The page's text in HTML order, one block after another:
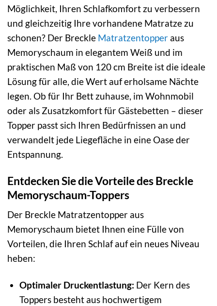
Möglichkeit, Ihren Schlafkomfort zu verbessern
und gleichzeitig Ihre vorhandene Matratze zu
schonen? Der Breckle Matratzentopper aus
Memoryschaum in elegantem Weiß und im
praktischen Maß von 120 cm Breite ist die ideale
Lösung für alle, die Wert auf erholsame Nächte
legen. Ob für Ihr Bett zuhause, im Wohnmobil
oder als Zusatzkomfort für Gästebetten – dieser
Topper passt sich Ihren Bedürfnissen an und
verwandelt jede Liegefläche in eine Oase der
Entspannung.
Entdecken Sie die Vorteile des Breckle
Memoryschaum-Toppers
Der Breckle Matratzentopper aus
Memoryschaum bietet Ihnen eine Fülle von
Vorteilen, die Ihren Schlaf auf ein neues Niveau
heben:
Optimaler Druckentlastung: Der Kern des
Toppers besteht aus hochwertigem